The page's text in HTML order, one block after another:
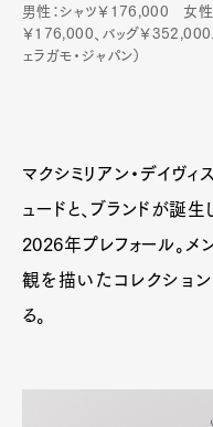
男性：シャツ￥176,000 女性
￥176,000、バッグ￥352,000
ェラガモ・ジャパン）
マクシミリアン・デイヴ
ュードと、ブランドが誕
2026年プレフォール。メ
観を描いたコレクション
る。